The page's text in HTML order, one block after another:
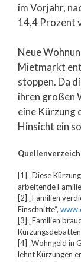
im Vorjahr,
14,4 Prozent
Neue
Mietmarkt
stoppen. Da
ihren großen
eine Kürzung
Hinsicht ein
[1] „Diese
arbeitende
[2] „Familien
Einschnitte“,
[3] „Familien
[4] „Wohngeld in
lehnt Kürzungen